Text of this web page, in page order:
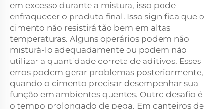
em excesso durante a mistura, isso pode
enfraquecer o produto final. Isso significa que o
cimento não resistirá tão bem em altas
temperaturas. Alguns operários podem não
misturá-lo adequadamente ou podem não
utilizar a quantidade correta de aditivos. Esses
erros podem gerar problemas posteriormente,
quando o cimento precisar desempenhar sua
função em ambientes quentes. Outro desafio é
o tempo prolongado de pega. Em canteiros de